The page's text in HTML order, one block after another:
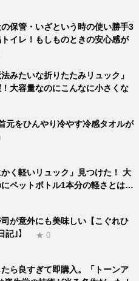
保管・いざという時の使い勝手3
イレ！もしものときの安心感が
みたいな折りたたみリュック」
大容量なのにこんなに小さくな
元をひんやり冷やす冷感タオルが
く軽いリュック」見つけた！ 大
ペットボトル1本分の軽さとは…
が意外にも美味しい【こぐれひ
｣】
★ 0
ら良すぎて即購入。「トーンア